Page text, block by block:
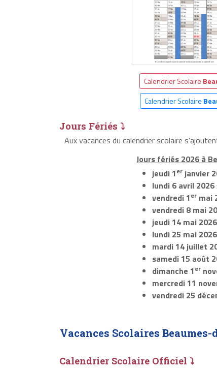
Calendrier Scolaire
Calendrier Scolaire
Jours Fériés ⤵
Aux vacances du calendrier scolaire
Jours fériés 2026 à
jeudi 1erjanvier
lundi 6 avril 2026
vendredi 1ermai
vendredi 8 mai
jeudi 14 mai 2026
lundi 25 mai 2026
mardi 14 juillet
samedi 15 août
dimanche 1er
mercredi 11
vendredi 25
Vacances Scolaires Beaumes-
Calendrier Scolaire Officiel ⤵